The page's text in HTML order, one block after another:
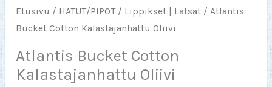
Etusivu / HATUT/PIPOT/ Lippikset | Lätsät / Atlantis
Bucket Cotton Kalastajanhattu Oliivi
Atlantis Bucket Cotton
Kalastajanhattu Oliivi